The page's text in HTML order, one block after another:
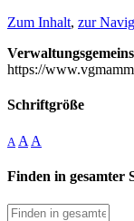
Zum Inhalt, zur
https://
Schriftgröße
A A A
Finden in gesamter